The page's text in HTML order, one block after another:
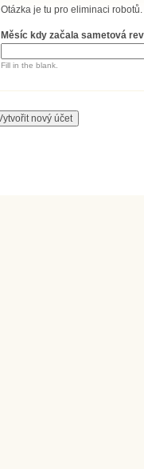
Otázka je tu pro eliminaci robotů.
Měsíc kdy začala sametová
Fill in the blank.